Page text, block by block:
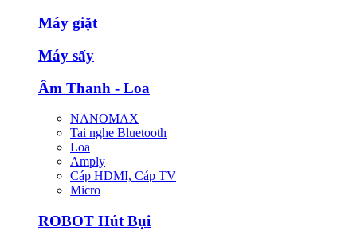
Máy giặt
Máy sấy
Âm Thanh - Loa
NANOMAX
Tai nghe Bluetooth
Loa
Amply
Cáp HDMI, Cáp TV
Micro
ROBOT Hút Bụi